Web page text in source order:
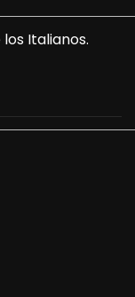
Italianos.